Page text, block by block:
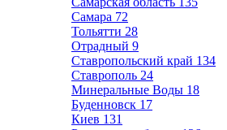
Самара 72
Тольятти 28
Отрадный 9
Ставропольский край 134
Ставрополь 24
Минеральные Воды 18
Буденновск 17
Киев 131